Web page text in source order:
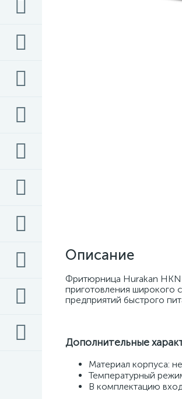
Описание
Фритюрница Hurakan
приготовления широкого
предприятий быстрого
Дополнительные
Материал корпуса:
Температурный
В комплектацию